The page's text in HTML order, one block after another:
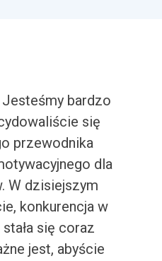
bardzo
się
przewodnika
dla
W dzisiejszym
konkurencja w
się coraz
jest, abyście